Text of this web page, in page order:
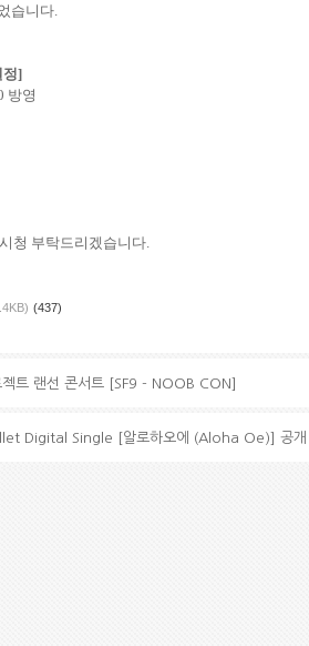
습니다
정]
방영
청 부탁드리겠습니다
(437)
젝트 랜선 콘서트 [SF9 - NOOB CON]
Digital Single [알로하오에 (Aloha Oe)] 공개